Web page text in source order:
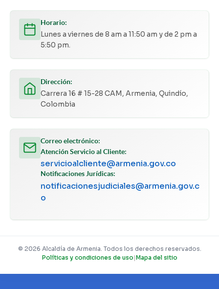
Horario:
Lunes a viernes de 8 am a 11:50 am y de 2 pm a
5:50 pm.
Dirección:
Carrera 16 # 15-28 CAM, Armenia, Quindío,
Colombia
Correo electrónico:
Atención Servicio al Cliente:
servicioalcliente@armenia.gov.co
Notificaciones Jurídicas:
notificacionesjudiciales@armenia.gov.c
o
© 2026 Alcaldía de Armenia. Todos los derechos reservados.
Políticas y condiciones de uso |Mapa del sitio